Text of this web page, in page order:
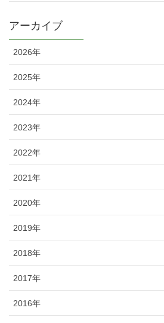
アーカイブ
2026年
2025年
2024年
2023年
2022年
2021年
2020年
2019年
2018年
2017年
2016年